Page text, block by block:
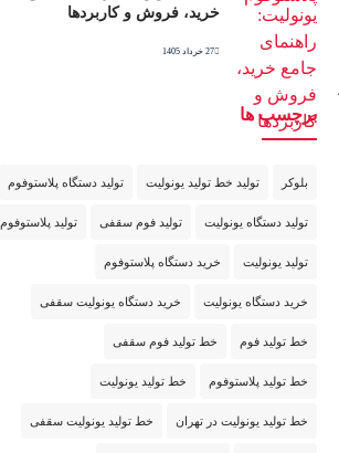
خرید، فروش و کاربردها
27 خرداد 1405
برچسب ها
بلوکر تولید خط تولید یونولیت تولید دستگاه پلاستوفوم
تولید دستگاه یونولیت تولید فوم سقفی تولید پلاستوفوم
تولید یونولیت خرید دستگاه پلاستوفوم
خرید دستگاه یونولیت خرید دستگاه یونولیت سقفی
خط تولید فوم خط تولید فوم سقفی
خط تولید پلاستوفوم خط تولید یونولیت
خط تولید یونولیت در تهران خط تولید یونولیت سقفی